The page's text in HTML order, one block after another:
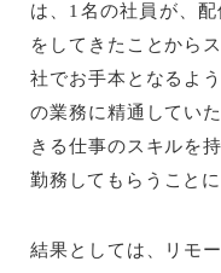
は、1名の社員が、
をしてきたことから
社でお手本となるよ
の業務に精通してい
きる仕事のスキルを
勤務してもらうことに
結果としては、リモ